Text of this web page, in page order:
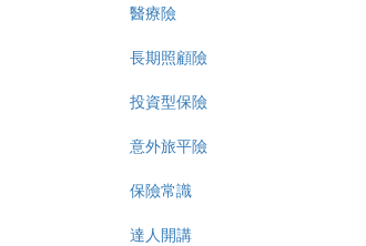
醫療險
長期照顧險
投資型保險
意外旅平險
保險常識
達人開講